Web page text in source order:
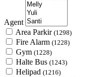
Agent
Area Parkir (1298)
Fire Alarm (1228)
Gym (1228)
Halte Bus (1243)
Helipad (1216)